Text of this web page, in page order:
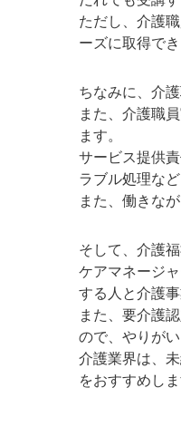
ただし、介護
ーズに取得でき
ちなみに、介
また、介護職
ます。
サービス提供
ラブル処理な
また、働きな
そして、介護
ケアマネージ
する人と介護
また、要介護
ので、やりが
介護業界は、
をおすすめしま